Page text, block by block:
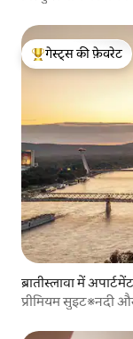
गेस्ट्स का टॉप फ़ेवरेट
गेस्ट्स की फ़ेवरेट
ब्रातीस्लावा में अपार्टमेंट
प्रीमियम सुइट※नदी